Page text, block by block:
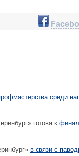
среди
готова к
в связи с